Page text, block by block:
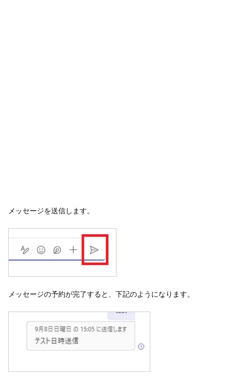
メッセージを送信します。
メッセージの予約が完了すると、下記のようになります。